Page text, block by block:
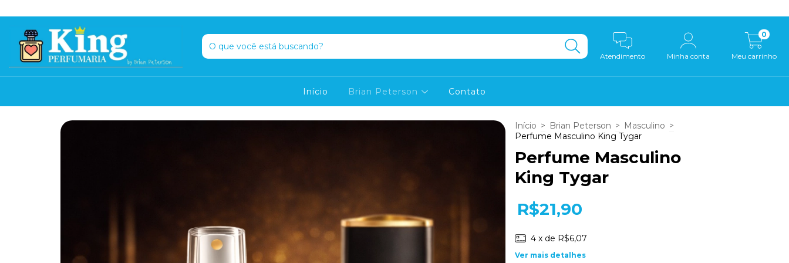
Atendimento Minha conta Meu carrinho
0
Início Brian Peterson Contato
Início > Brian Peterson > Masculino >
Perfume Masculino King Tygar
Perfume Masculino
King Tygar
R$21,90
4 x de R$6,07
Ver mais detalhes